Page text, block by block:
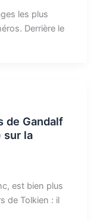
les plus
Derrière le
de Gandalf
sur la
est bien plus
de Tolkien : il